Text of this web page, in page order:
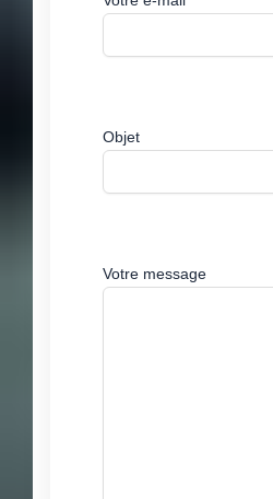
Objet
Votre message